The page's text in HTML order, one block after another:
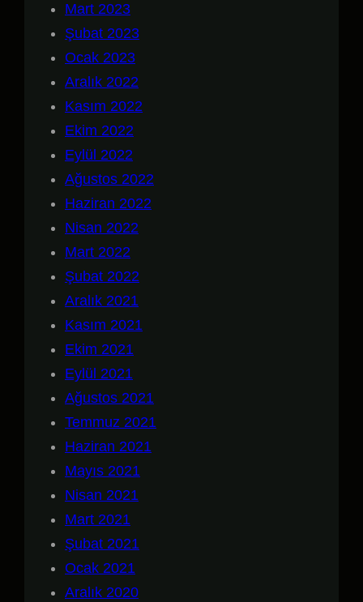
Mart 2023
Şubat 2023
Ocak 2023
Aralık 2022
Kasım 2022
Ekim 2022
Eylül 2022
Ağustos 2022
Haziran 2022
Nisan 2022
Mart 2022
Şubat 2022
Aralık 2021
Kasım 2021
Ekim 2021
Eylül 2021
Ağustos 2021
Temmuz 2021
Haziran 2021
Mayıs 2021
Nisan 2021
Mart 2021
Şubat 2021
Ocak 2021
Aralık 2020